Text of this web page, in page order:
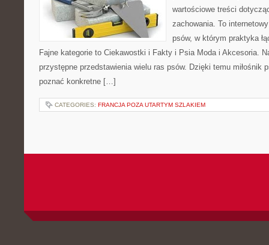
wartościowe treści
zachowania. To
psów, w którym praktyka
Fajne kategorie to Ciekawostki i Fakty i Psia Moda i Akcesoria.
przystępne przedstawienia wielu ras psów. Dzięki temu miłośnik
poznać konkretne […]
CATEGORIES: FRANCJA POZA UTARTYM SZLAKIEM